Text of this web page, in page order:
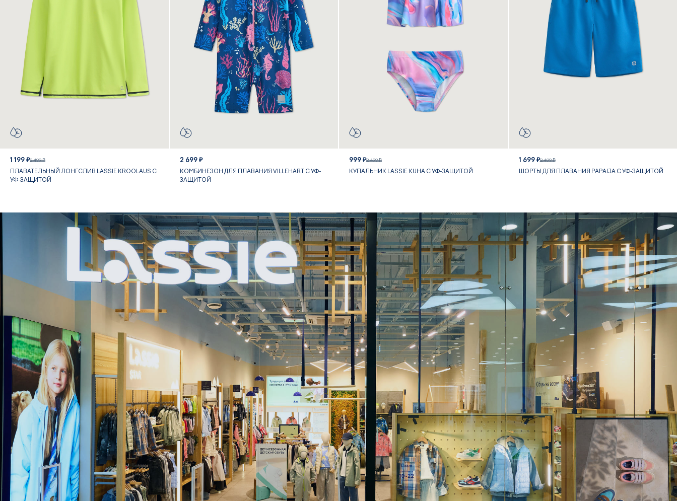
1 199 ₽2 499 ₽
ПЛАВАТЕЛЬНЫЙ ЛОНГСЛИВ LASSIE KROOLAUS С
УФ-ЗАЩИТОЙ
2 699 ₽
КОМБИНЕЗОН ДЛЯ ПЛАВАНИЯ VILLEHART С УФ-
ЗАЩИТОЙ
999 ₽2 499 ₽
КУПАЛЬНИК LASSIE KUHA С УФ-ЗАЩИТОЙ
1 699 ₽2 499 ₽
ШОРТЫ ДЛЯ ПЛАВАНИЯ PAPAIJA С УФ-ЗАЩИТОЙ